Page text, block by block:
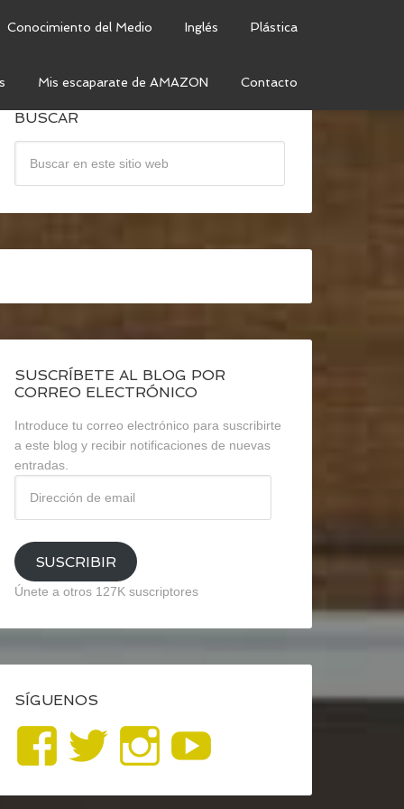
Conocimiento del Medio Inglés Plástica
Mis escaparate de AMAZON Contacto
BUSCAR
SUSCRÍBETE AL BLOG POR
CORREO ELECTRÓNICO
Introduce tu correo electrónico para suscribirte
a este blog y recibir notificaciones de nuevas
entradas.
email
SUSCRIBIR
Únete a otros 127K suscriptores
SÍGUENOS
Ver
perfil
Ver
perfil
Ver
perfil